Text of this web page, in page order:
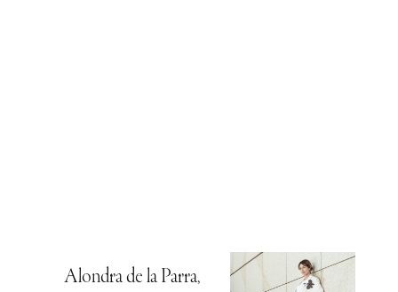
Alondra de la Parra,